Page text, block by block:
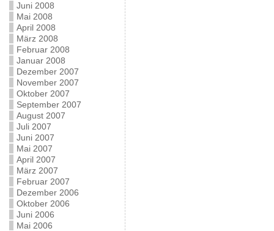
Juni 2008
Mai 2008
April 2008
März 2008
Februar 2008
Januar 2008
Dezember 2007
November 2007
Oktober 2007
September 2007
August 2007
Juli 2007
Juni 2007
Mai 2007
April 2007
März 2007
Februar 2007
Dezember 2006
Oktober 2006
Juni 2006
Mai 2006